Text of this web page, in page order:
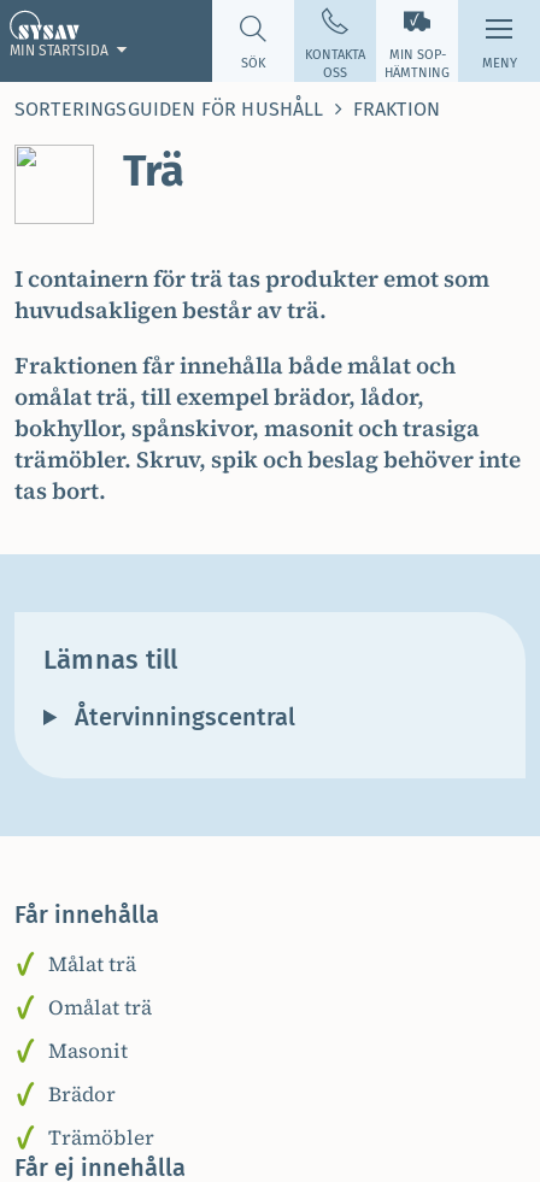
MIN SOP­
HÄMTNING
SÖK
KONTAKTA
OSS
MENY
MIN STARTSIDA
SORTERINGSGUIDEN FÖR HUSHÅLL FRAKTION
Trä
I containern för trä tas produkter emot som
huvudsakligen består av trä.
Fraktionen får innehålla både målat och
omålat trä, till exempel brädor, lådor,
bokhyllor, spånskivor, masonit och trasiga
trämöbler. Skruv, spik och beslag behöver inte
tas bort.
Lämnas till
Återvinningscentral
Får innehålla
Målat trä
Omålat trä
Masonit
Brädor
Trämöbler
Får ej innehålla